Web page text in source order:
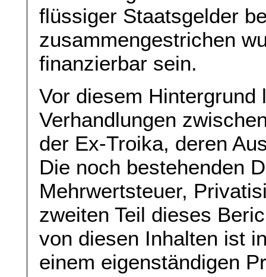
flüssiger Staatsgelder
zusammengestrichen
finanzierbar sein.
Vor diesem Hintergrund
Verhandlungen
der Ex-Troika, deren
Die noch bestehenden
Mehrwertsteuer,
zweiten Teil dieses
von diesen Inhalten ist
einem eigenständigen